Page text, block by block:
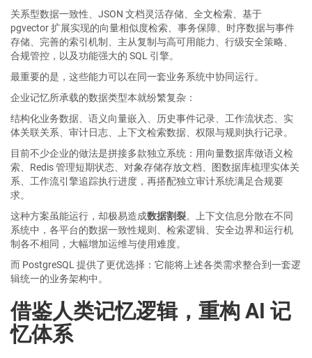
关系型数据一致性、JSON 文档灵活存储、全文检索、基于
pgvector 扩展实现的向量相似度检索、事务保障、时序数据与事件
存储、完善的索引机制、主从复制与高可用能力、行级安全策略、
合规管控，以及功能强大的 SQL 引擎。
最重要的是，这些能力可以在同一套业务系统中协同运行。
企业记忆所承载的数据类型本就纷繁复杂：
结构化业务数据、语义向量嵌入、历史事件记录、工作流状态、实
体关联关系、审计日志、上下文检索数据、权限与规则执行记录。
目前不少企业的做法是拼接多款独立系统：用向量数据库做语义检
索、Redis 管理短期状态、对象存储存放文档、图数据库梳理实体关
系、工作流引擎追踪执行进度，再搭配独立审计系统满足合规要
求。
这种方案虽能运行，却极易造成数据割裂。上下文信息分散在不同
系统中，各平台的数据一致性规则、检索逻辑、安全边界和运行机
制各不相同，大幅增加运维与使用难度。
而 PostgreSQL 提供了更优选择：它能将上述各类需求整合到一套逻
辑统一的业务架构中。
借鉴人类记忆逻辑，重构 AI 记
忆体系